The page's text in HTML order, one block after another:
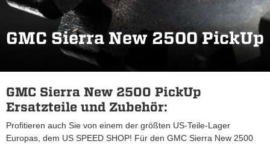
GMC Sierra New 2500 PickUp
GMC Sierra New 2500 PickUp
Ersatzteile und Zubehör:
Profitieren auch Sie von einem der größten US-Teile-Lager
Europas, dem US SPEED SHOP! Für den GMC Sierra New 2500